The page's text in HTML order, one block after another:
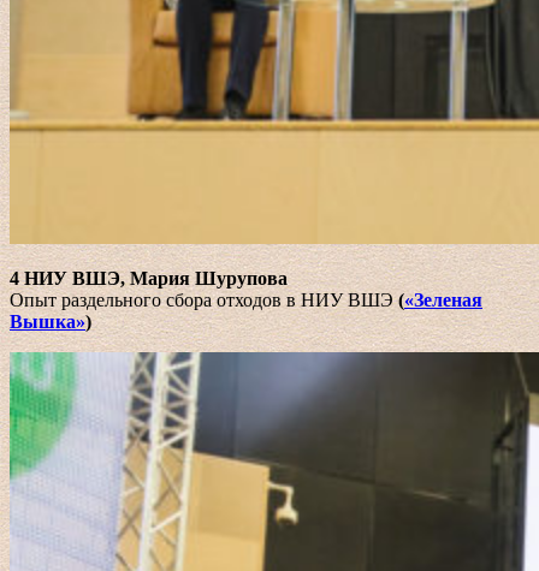
4 НИУ ВШЭ, Мария Шурупова
Опыт раздельного сбора отходов в НИУ ВШЭ(«Зеленая
Вышка»)